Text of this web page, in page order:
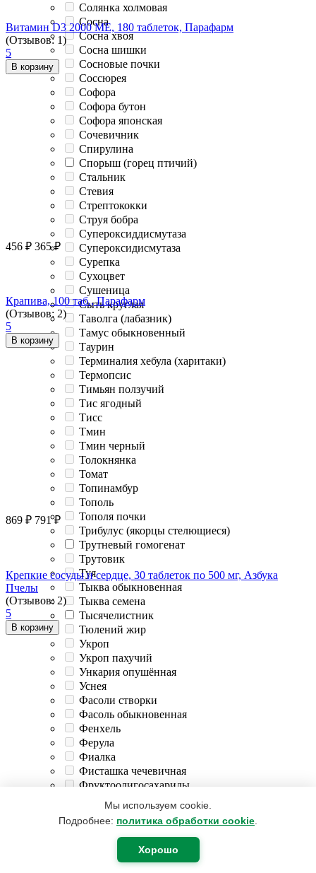
Мы используем cookie.
Подробнее: политика обработки cookie
Хорошо
Солянка холмовая
Сосна
Сосна хвоя
Сосна шишки
Сосновые почки
Соссюрея
Софора
Софора бутон
Софора японская
Сочевичник
Спирулина
Спорыш (горец птичий)
Стальник
Стевия
Стрептококки
Струя бобра
Супероксиддисмутаза
Супероксидисмутаза
Сурепка
Сухоцвет
Сушеница
Сыть круглая
Таволга (лабазник)
Тамус обыкновенный
Таурин
Терминалия хебула (харитаки)
Термопсис
Тимьян ползучий
Тис ягодный
Тисс
Тмин
Тмин черный
Толокнянка
Томат
Топинамбур
Тополь
Тополя почки
Трибулус (якорцы стелющиеся)
Трутневый гомогенат
Трутовик
Туя
Тыква обыкновенная
Тыква семена
Тысячелистник
Тюлений жир
Укроп
Укроп пахучий
Ункария опушённая
Уснея
Фасоли створки
Фасоль обыкновенная
Фенхель
Ферула
Фиалка
Фисташка чечевичная
Фруктоолигосахариды
Фукус
Хвощ полевой
Хвощь полевой
Хелат кремния
Витамин D3 2000 ME, 180 таблеток, Парафарм
(Отзывов: 1)
5
В корзину
456 ₽ 365 ₽
Крапива, 100 таб., Парафарм
(Отзывов: 2)
5
В корзину
869 ₽ 791 ₽
Крепкие сосуды и сердце, 30 таблеток по 500 мг, Азбука
Пчелы
(Отзывов: 2)
5
В корзину
Магний + B6 + D3 2000 ME, 120 таблеток, Парафарм